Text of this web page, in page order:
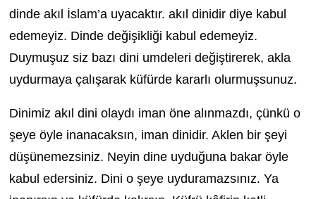
dinde akıl İslam’a uyacaktır. akıl dinidir diye kabul
edemeyiz. Dinde değişikliği kabul edemeyiz.
Duymuşuz siz bazı dini umdeleri değiştirerek, akla
uydurmaya çalışarak küfürde kararlı olurmuşsunuz.
Dinimiz akıl dini olaydı iman öne alınmazdı, çünkü o
şeye öyle inanacaksın, iman dinidir. Aklen bir şeyi
düşünemezsiniz. Neyin dine uyduğuna bakar öyle
kabul edersiniz. Dini o şeye uyduramazsınız. Ya